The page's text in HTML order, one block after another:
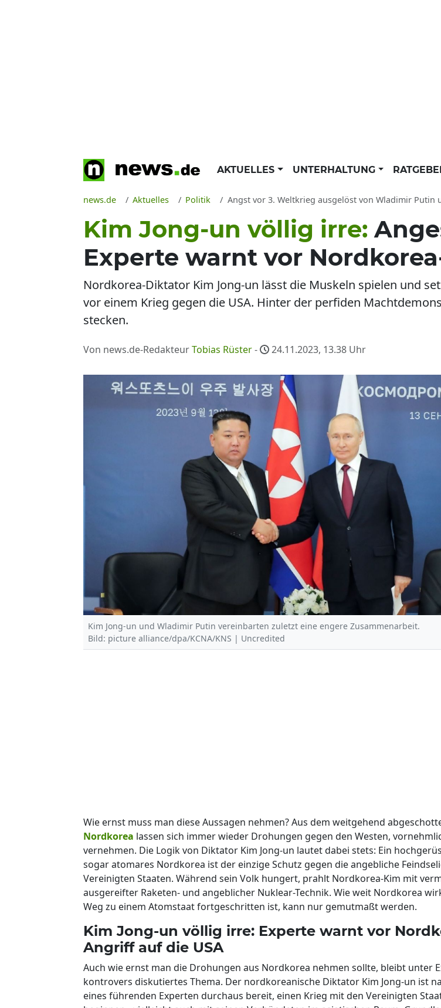
AKTUELLES UNTERHALTUNG
news.de Aktuelles Politik Angst vor 3. Weltkrieg ausgelöst von Wladimir Putin und Kim
Kim Jong-un völlig irre:
Experte warnt vor
Nordkorea-Diktator Kim Jong-un lässt die Muskeln spielen und
vor einem Krieg gegen die USA. Hinter der perfiden
stecken.
Von news.de-RedakteurTobias Rüster- 24.11.2023, 13.38 Uhr
Kim Jong-un und Wladimir Putin vereinbarten zuletzt eine engere Zusammenarbeit.
Bild: picture alliance/dpa/KCNA/KNS | Uncredited
Wie ernst muss man diese Aussagen nehmen? Aus dem weitgehend
Nordkorea lassen sich immer wieder Drohungen gegen den Westen,
vernehmen. Die Logik von Diktator Kim Jong-un lautet dabei stets: Ein
sogar atomares Nordkorea ist der einzige Schutz gegen die angebliche
Vereinigten Staaten. Während sein Volk hungert, prahlt Nordkorea-Kim mit
ausgereifter Raketen- und angeblicher Nuklear-Technik. Wie weit Nordkorea
Weg zu einem Atomstaat fortgeschritten ist, kann nur gemutmaßt werden.
Kim Jong-un völlig irre: Experte warnt vor
Angriff auf die USA
Auch wie ernst man die Drohungen aus Nordkorea nehmen sollte, bleibt unter
kontrovers diskutiertes Thema. Der nordkoreanische Diktator Kim Jong-un ist
eines führenden Experten durchaus bereit, einen Krieg mit den Vereinigten